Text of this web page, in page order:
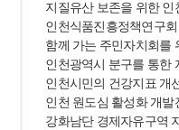
지질유산 보존을 위한 인
인천식품진흥정책연구회
함께 가는 주민자치회를
인천광역시 분구를 통한
인천시민의 건강지표 개
인천 원도심 활성화 개발
강화남단 경제자유구역